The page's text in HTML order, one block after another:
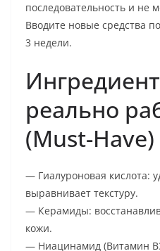
последовательность и не
Вводите новые средства
3 недели.
реально
(Must-Have)
— Гиалуроновая кислота:
выравнивает текстуру.
— Керамиды:
кожи.
— Ниацинамид (Витамин